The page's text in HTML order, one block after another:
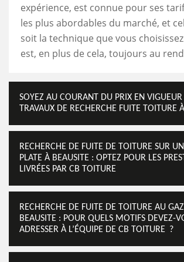
expérience, est connue pour ses
les plus abordables du marché, et
soit la technique que vous
est, en plus de cela, toujours au
SOYEZ AU COURANT DU PRIX EN VIGUEUR
TRAVAUX DE RECHERCHE FUITE TOITURE
RECHERCHE DE FUITE DE TOITURE SUR
PLATE À BEAUSITE : OPTEZ POUR LES
LIVRÉES PAR CB TOITURE
RECHERCHE DE FUITE DE TOITURE AU
BEAUSITE : POUR QUELS MOTIFS DEVEZ-
ADRESSER À L’ÉQUIPE DE CB TOITURE ?